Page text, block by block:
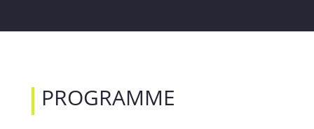
PROGRAMME